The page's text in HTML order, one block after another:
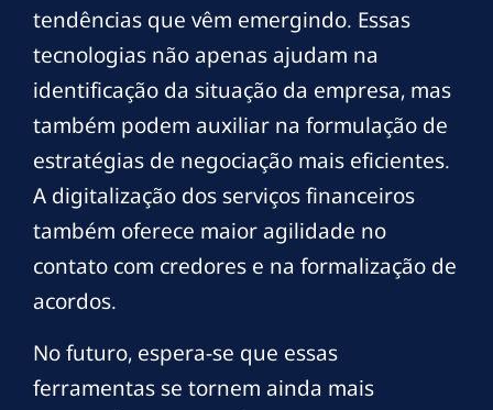
tendências que vêm emergindo. Essas
tecnologias não apenas ajudam na
identificação da situação da empresa, mas
também podem auxiliar na formulação de
estratégias de negociação mais eficientes.
A digitalização dos serviços financeiros
também oferece maior agilidade no
contato com credores e na formalização de
acordos.
No futuro, espera-se que essas
ferramentas se tornem ainda mais